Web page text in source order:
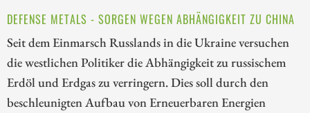
DEFENSE METALS - SORGEN WEGEN ABHÄNGIGKEIT ZU CHINA
Seit dem Einmarsch Russlands in die Ukraine versuchen
die westlichen Politiker die Abhängigkeit zu russischem
Erdöl und Erdgas zu verringern. Dies soll durch den
beschleunigten Aufbau von Erneuerbaren Energien